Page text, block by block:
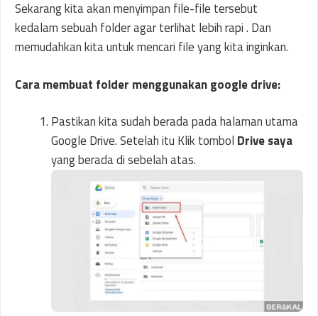
Sekarang kita akan menyimpan file-file tersebut
kedalam sebuah folder agar terlihat lebih rapi . Dan
memudahkan kita untuk mencari file yang kita inginkan.
Cara membuat folder menggunakan google drive:
Pastikan kita sudah berada pada halaman utama
Google Drive. Setelah itu Klik tombol Drive saya
yang berada di sebelah atas.